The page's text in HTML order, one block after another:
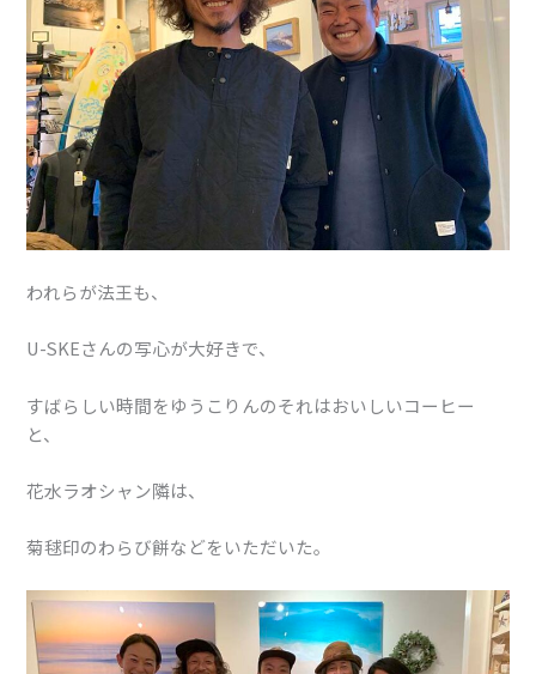
われらが法王も、
U-SKEさんの写心が大好きで、
すばらしい時間をゆうこりんのそれはおいしいコーヒー
と、
花水ラオシャン隣は、
菊毬印のわらび餅などをいただいた。